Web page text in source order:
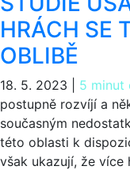
HRÁCH SE
OBLIBĚ
18. 5. 2023 5 minut
postupně rozvíjí a
současným
této oblasti k
však ukazují, že